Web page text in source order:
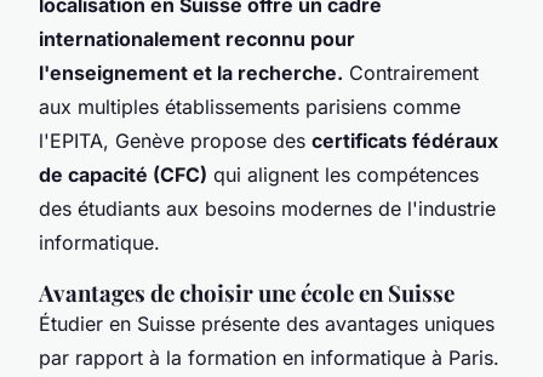
internationalement reconnu pour
l'enseignement et la recherche. Contrairement
aux multiples établissements parisiens comme
l'EPITA, Genève propose des certificats fédéraux
de capacité (CFC) qui alignent les compétences
des étudiants aux besoins modernes de l'industrie
informatique.
Avantages de choisir une école en Suisse
Étudier en Suisse présente des avantages uniques
par rapport à la formation en informatique à Paris.